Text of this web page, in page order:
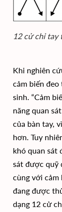
12 cử chỉ tay
Khi nghiên
cảm biến
sinh. “Cảm
năng quan
của bàn tay,
hơn. Tuy
khó quan sát
sát được quỹ
cùng với cảm
đang được
dạng 12 cử